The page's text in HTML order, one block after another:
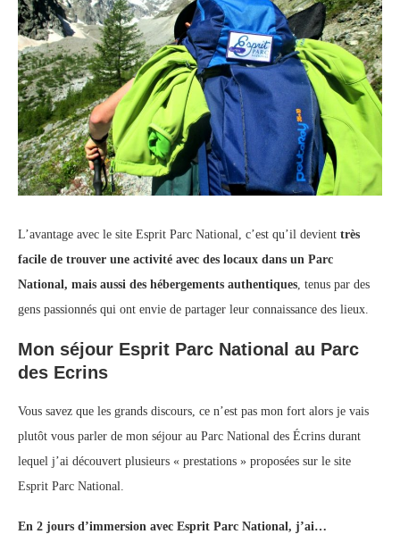
L’avantage avec le site Esprit Parc National, c’est qu’il devient très
facile de trouver une activité avec des locaux dans un Parc
National, mais aussi des hébergements authentiques , tenus par des
gens passionnés qui ont envie de partager leur connaissance des lieux.
Mon séjour Esprit Parc National au Parc
des Ecrins
Vous savez que les grands discours, ce n’est pas mon fort alors je vais
plutôt vous parler de mon séjour au Parc National des Écrins durant
lequel j’ai découvert plusieurs « prestations » proposées sur le site
Esprit Parc National.
En 2 jours d’immersion avec Esprit Parc National, j’ai…